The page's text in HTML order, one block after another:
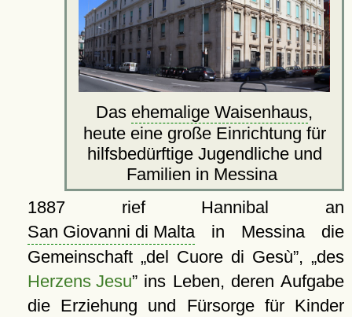
Das ehemalige Waisenhaus,
heute eine große Einrichtung für
hilfsbedürftige Jugendliche und
Familien in Messina
1887 rief Hannibal an
San Giovanni di Maltain Messina die
Gemeinschaft
del Cuore di Gesù , des
Herzens Jesu ins Leben, deren Aufgabe
die Erziehung und Fürsorge für Kinder